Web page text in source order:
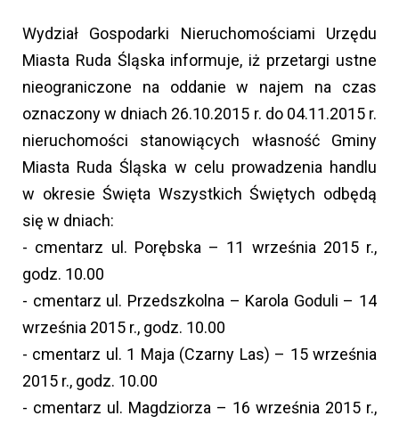
Wydział Gospodarki Nieruchomościami Urzędu
Miasta Ruda Śląska informuje, iż przetargi ustne
nieograniczone na oddanie w najem na czas
oznaczony w dniach 26.10.2015 r. do 04.11.2015 r.
nieruchomości stanowiących własność Gminy
Miasta Ruda Śląska w celu prowadzenia handlu
w okresie Święta Wszystkich Świętych odbędą
się w dniach:
- cmentarz ul. Porębska – 11 września 2015 r.,
godz. 10.00
- cmentarz ul. Przedszkolna – Karola Goduli – 14
września 2015 r., godz. 10.00
- cmentarz ul. 1 Maja (Czarny Las) – 15 września
2015 r., godz. 10.00
- cmentarz ul. Magdziorza – 16 września 2015 r.,